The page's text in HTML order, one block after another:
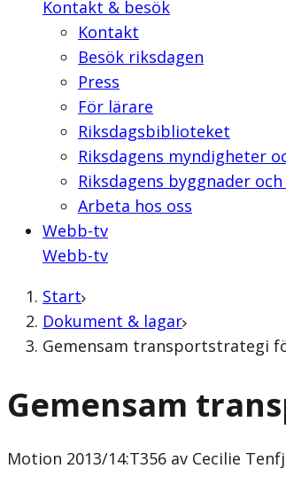
Kontakt & besök
Kontakt
Besök riksdagen
Press
För lärare
Riksdagsbiblioteket
Riksdagens myndigheter
Riksdagens byggnader
Arbeta hos oss
Webb-tv
Webb-tv
Start
Dokument & lagar
Gemensam transportstrategi
Gemensam
Motion 2013/14:T356 av Cecilie